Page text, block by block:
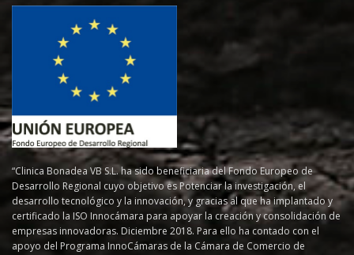
“Clinica Bonadea VB S.L. ha sido beneficiaria del Fondo Europeo de
Desarrollo Regional cuyo objetivo es Potenciar la investigación, el
desarrollo tecnológico y la innovación, y gracias al que ha implantado y
certificado la ISO Innocámara para apoyar la creación y consolidación de
empresas innovadoras. Diciembre 2018. Para ello ha contado con el
apoyo del Programa InnoCámaras de la Cámara de Comercio de